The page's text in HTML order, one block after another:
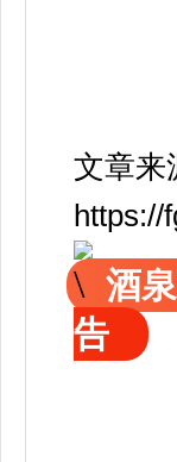
文章来
https://
酒
告